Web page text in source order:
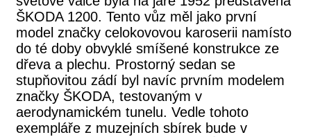
ŠKODA 1200. Tento vůz měl jako první
model značky celokovovou karoserii namísto
do té doby obvyklé smíšené konstrukce ze
dřeva a plechu. Prostorný sedan se
stupňovitou zádí byl navíc prvním modelem
značky ŠKODA, testovaným v
aerodynamickém tunelu. Vedle tohoto
exempláře z muzejních sbírek bude v